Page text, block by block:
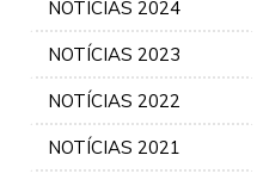
NOTÍCIAS 2024
NOTÍCIAS 2023
NOTÍCIAS 2022
NOTÍCIAS 2021